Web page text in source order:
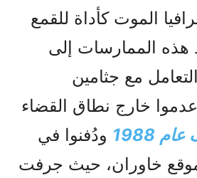
الموت كأداة للقمع
هذه الممارسات إلى
مع جثامين
خارج نطاق القضاء
1988
ودُفنوا في
خاوران، حيث جرفت